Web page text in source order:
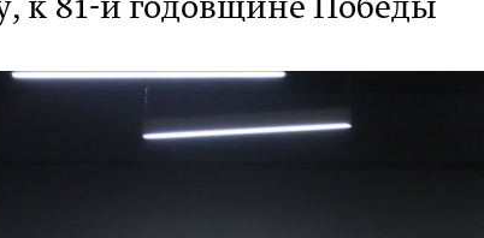
к 81-й годовщине Победы